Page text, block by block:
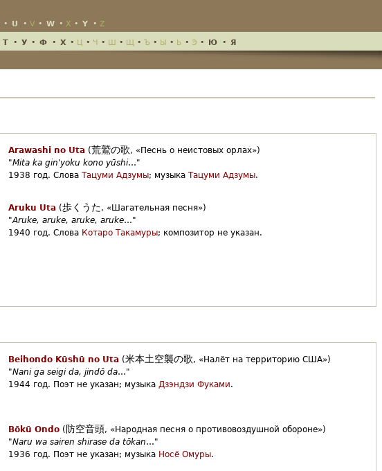
• U • V • W • X • Y • Z
Т • У • Ф • Х • Ц • Ч • Ш • Щ •Ъ • Ы • Ь •Э • Ю • Я
Arawashi no Uta (荒鷲の歌, «Песнь о неистовых орлах»)
"Mita ka gin'yoku kono yūshi…"
1938 год. Слова Тацуми Адзумы; музыка Тацуми Адзумы.
Aruku Uta (歩くうた, «Шагательная песня»)
"Aruke, aruke, aruke, aruke…"
1940 год. Слова Котаро Такамуры; композитор не указан.
Beihondo Kūshū no Uta (米本土空襲の歌, «Налёт на территорию США»)
"Nani ga seigi da, jindō da…"
1944 год. Поэт не указан; музыка Дзэндзи Фуками.
Bōkū Ondo (防空音頭, «Народная песня о противовоздушной обороне»)
"Naru wa sairen shirase da tōkan…"
1936 год. Поэт не указан; музыка Носё Омуры.